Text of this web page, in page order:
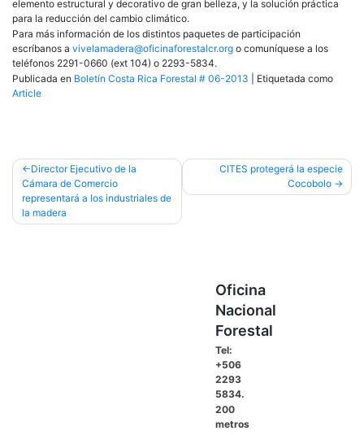
elemento estructural y decorativo de gran belleza, y la solución práctica
para la reducción del cambio climático.
Para más información de los distintos paquetes de participación
escríbanos a vivelamadera@oficinaforestalcr.org o comuníquese a los
teléfonos 2291-0660 (ext 104) o 2293-5834.
Publicada en Boletín Costa Rica Forestal # 06-2013
Etiquetada como
Article
Navegación
de
entradas
Director Ejecutivo de la
Cámara de Comercio
representará a los industriales de
la madera
CITES protegerá la especie
Cocobolo
Oficina
Nacional
Forestal
Tel:
+506
2293
5834.
200
metros